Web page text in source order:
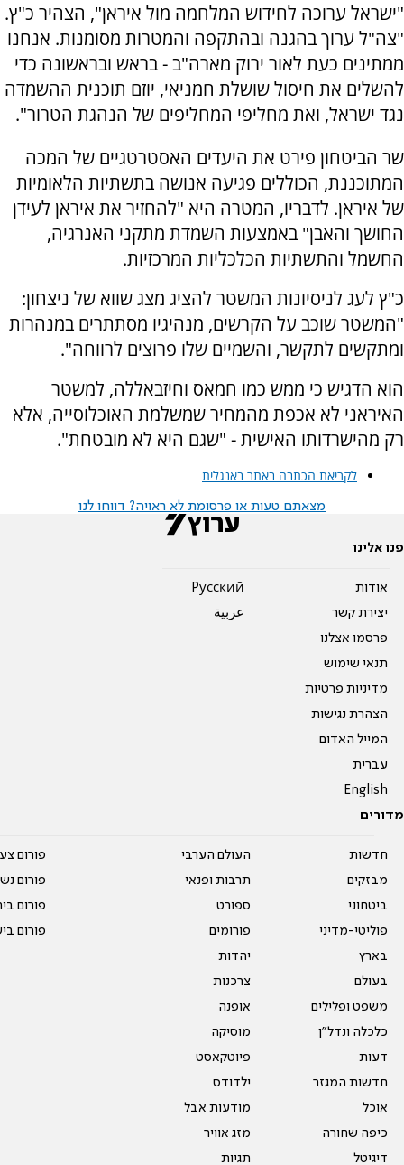
"ישראל ערוכה לחידוש המלחמה מול איראן", הצהיר כ"ץ.
"צה"ל ערוך בהגנה ובהתקפה והמטרות מסומנות. אנחנו
ממתינים כעת לאור ירוק מארה"ב - בראש ובראשונה כדי
להשלים את חיסול שושלת חמניאי, יוזם תוכנית ההשמדה
נגד ישראל, ואת מחליפי המחליפים של הנהגת הטרור".
שר הביטחון פירט את היעדים האסטרטגיים של המכה
המתוכננת, הכוללים פגיעה אנושה בתשתיות הלאומיות
של איראן. לדבריו, המטרה היא "להחזיר את איראן לעידן
החושך והאבן" באמצעות השמדת מתקני האנרגיה,
החשמל והתשתיות הכלכליות המרכזיות.
כ"ץ לעג לניסיונות המשטר להציג מצג שווא של ניצחון:
"המשטר שוכב על הקרשים, מנהיגיו מסתתרים במנהרות
ומתקשים לתקשר, והשמיים שלו פרוצים לרווחה".
הוא הדגיש כי ממש כמו חמאס וחיזבאללה, למשטר
האיראני לא אכפת מהמחיר שמשלמת האוכלוסייה, אלא
רק מהישרדותו האישית - "שגם היא לא מובטחת".
לקריאת הכתבה באתר באנגלית
מצאתם טעות או פרסומת לא ראויה? דווחו לנו
פנו אלינו
אודות
יצירת קשר
פרסמו אצלנו
תנאי שימוש
מדיניות פרטיות
הצהרת נגישות
המייל האדום
עברית
English
Pусский
عربية
מדורים
חדשות
מבזקים
ביטחוני
פוליטי-מדיני
בארץ
בעולם
משפט ופלילים
כלכלה ונדל"ן
דעות
חדשות המגזר
אוכל
כיפה שחורה
דיגיטל
העולם הערבי
תרבות ופנאי
ספורט
פורומים
יהדות
צרכנות
אופנה
מוסיקה
פיוטקאסט
ילדודס
מודעות אבל
מזג אוויר
תגיות
פורום
פורום
פורום
פורום